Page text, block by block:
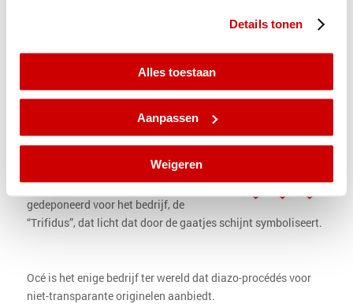
Details tonen
Alles toestaan
Aanpassen
Weigeren
apparaten toegevoegd.
documenten naast de stripfilm ook het transferfilm-procédé
Er wordt een nieuw beeldmerk
gedeponeerd voor het bedrijf, de
“Trifidus”, dat licht dat door de gaatjes schijnt symboliseert.
Océ is het enige bedrijf ter wereld dat diazo-procédés voor
niet-transparante originelen aanbiedt.